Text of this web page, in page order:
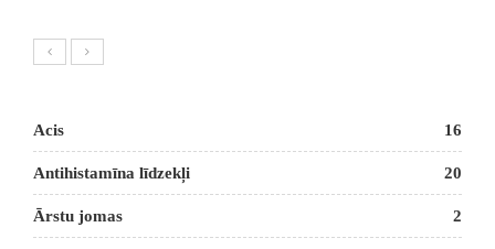
Acis 16
Antihistamīna līdzekļi 20
Ārstu jomas 2